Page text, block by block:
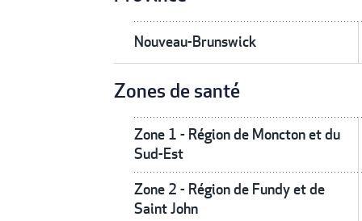
Nouveau-Brunswick
Zones de santé
Zone 1 - Région de Moncton et du
Sud-Est
Zone 2 - Région de Fundy et de
Saint John